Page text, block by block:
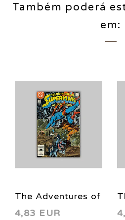
Também poderá
em:
The Adventures of
Superman 434
4,83 EUR